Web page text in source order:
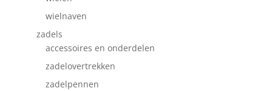
wielnaven
zadels
accessoires en onderdelen
zadelovertrekken
zadelpennen